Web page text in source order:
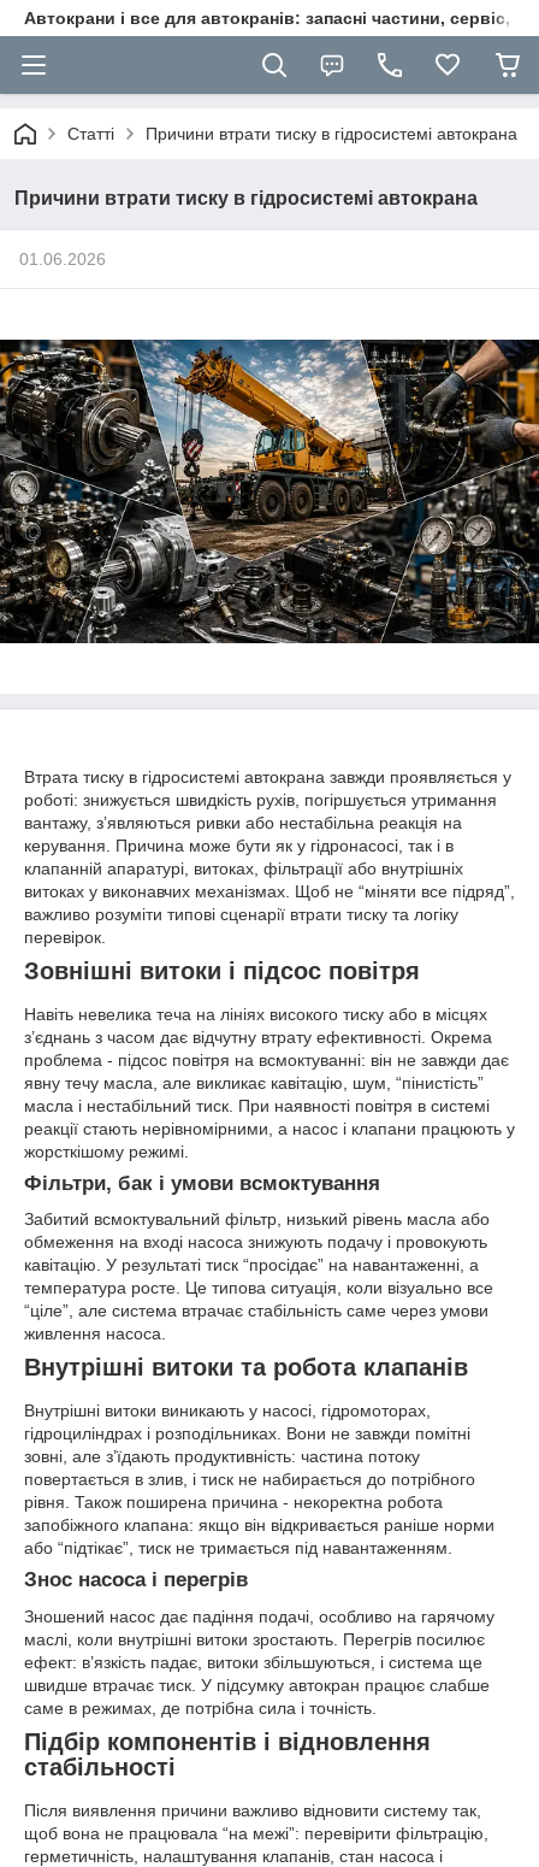
Автокрани і все для автокранів: запасні частини, сервіс,
Статті Причини втрати тиску в гідросистемі автокрана
Причини втрати тиску в гідросистемі автокрана
01.06.2026
Втрата тиску в гідросистемі автокрана завжди проявляється у
роботі: знижується швидкість рухів, погіршується утримання
вантажу, з’являються ривки або нестабільна реакція на
керування. Причина може бути як у гідронасосі, так і в
клапанній апаратурі, витоках, фільтрації або внутрішніх
витоках у виконавчих механізмах. Щоб не “міняти все підряд”,
важливо розуміти типові сценарії втрати тиску та логіку
перевірок.
Зовнішні витоки і підсос повітря
Навіть невелика теча на лініях високого тиску або в місцях
з’єднань з часом дає відчутну втрату ефективності. Окрема
проблема - підсос повітря на всмоктуванні: він не завжди дає
явну течу масла, але викликає кавітацію, шум, “пінистість”
масла і нестабільний тиск. При наявності повітря в системі
реакції стають нерівномірними, а насос і клапани працюють у
жорсткішому режимі.
Фільтри, бак і умови всмоктування
Забитий всмоктувальний фільтр, низький рівень масла або
обмеження на вході насоса знижують подачу і провокують
кавітацію. У результаті тиск “просідає” на навантаженні, а
температура росте. Це типова ситуація, коли візуально все
“ціле”, але система втрачає стабільність саме через умови
живлення насоса.
Внутрішні витоки та робота клапанів
Внутрішні витоки виникають у насосі, гідромоторах,
гідроциліндрах і розподільниках. Вони не завжди помітні
зовні, але з’їдають продуктивність: частина потоку
повертається в злив, і тиск не набирається до потрібного
рівня. Також поширена причина - некоректна робота
запобіжного клапана: якщо він відкривається раніше норми
або “підтікає”, тиск не тримається під навантаженням.
Знос насоса і перегрів
Зношений насос дає падіння подачі, особливо на гарячому
маслі, коли внутрішні витоки зростають. Перегрів посилює
ефект: в’язкість падає, витоки збільшуються, і система ще
швидше втрачає тиск. У підсумку автокран працює слабше
саме в режимах, де потрібна сила і точність.
Підбір компонентів і відновлення
стабільності
Після виявлення причини важливо відновити систему так,
щоб вона не працювала “на межі”: перевірити фільтрацію,
герметичність, налаштування клапанів, стан насоса і